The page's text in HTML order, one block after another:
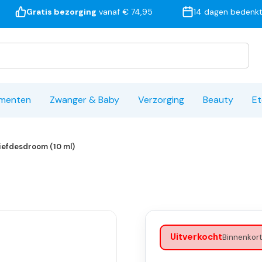
Gratis bezorging vanaf € 74,95 14 dagen
Zwanger & Baby Verzorging Beauty
(10 ml)
Uitverkocht